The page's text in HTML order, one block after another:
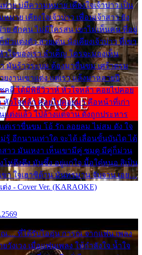
พ่าย บ่มีความหมาย เคียงใจเจ้าบ่าว เป็น
มาย เคียงใจเจ้าบ่าว เพื่อนเจ้าสาว ยัง
ย ฮักคน ไม่มีใครสน เขาไม่เห็นคน ที่อยู่
มัวแต่งตัว สวยเด่น นั่งเคียงเจ้าบ่าว ที่เขา
วใจของเรา ลำเค็ญ ใครจะมองเห็น
มันร้าวระบม ต้องมาขื่นขม เศร้าตรม
งานเขาแต่ง แต่เรา แล้งมาหลายปี
คดี ได้มีพิธีวิวาห์ หัวใจหล้า คอยไปคอย
หัวใจหล้า คอยไปคอยมา คือหน้าที่เก่า
แต่งแล้ว ไปล้างแต่จาน ดั่งถูกประหาร
ต่เราขื่นขม โอ้ รัก ลอยลม ไม่สม ดัง ใจ
รู้ อีกนานเท่าใด จะได้ เลื่อนขั้นบันได ได้
สาว มันเหงา เห็นเขามีคู่ ซมดู มีคู่ก็ม่วน
โห่ตึงตึง มันซึ้ง อยู่แก่ใจ มื้อใด๋หนอ สิเป็น
ขา ใจเฮาซิด้าน มันทรมาน จับจาน เอย…
ง - Cover Ver. (KARAOKE)
.... ที่ได้รับไออุ่น การุณ จากแฟน เพลง
วังเวง เมื่อแฟนเพลง ให้กำลังใจ น้ำใจ